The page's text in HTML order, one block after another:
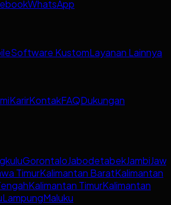
WhatsApp
Software KustomLayanan Lainnya
KarirKontakFAQDukungan
GorontaloJabodetabekJambi
TimurKalimantan BaratKalimantan
Kalimantan TimurKalimantan
LampungMaluku